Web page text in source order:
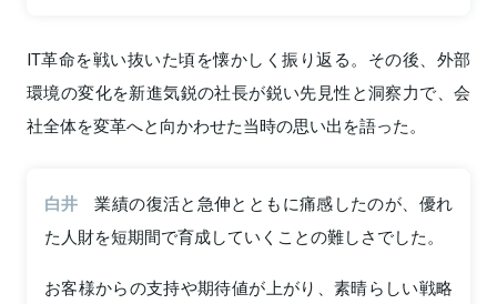
IT革命を戦い抜いた頃を懐かしく振り返る。その後、外部
環境の変化を新進気鋭の社長が鋭い先見性と洞察力で、会
社全体を変革へと向かわせた当時の思い出を語った。
白井
業績の復活と急伸とともに痛感したのが、優れ
た人財を短期間で育成していくことの難しさでした。
お客様からの支持や期待値が上がり、素晴らしい戦略